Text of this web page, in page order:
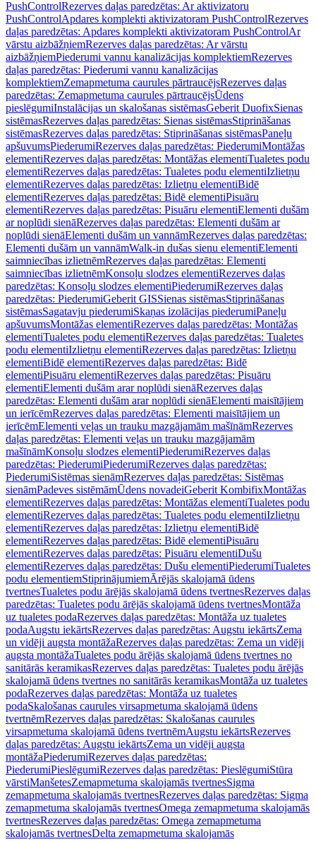
PushControlRezerves daļas paredzētas: Ar aktivizatoru
PushControlApdares komplekti aktivizatoram PushControlRezerves
daļas paredzētas: Apdares komplekti aktivizatoram PushControlAr
vārstu aizbāžņiemRezerves daļas paredzētas: Ar vārstu
aizbāžņiemPiederumi vannu kanalizācijas komplektiemRezerves
daļas paredzētas: Piederumi vannu kanalizācijas
komplektiemZemapmetuma caurules pārtraucējsRezerves daļas
paredzētas: Zemapmetuma caurules pārtraucējsŪdens
pieslēgumiInstalācijas un skalošanas sistēmasGeberit DuofixSienas
sistēmasRezerves daļas paredzētas: Sienas sistēmasStiprināšanas
sistēmasRezerves daļas paredzētas: Stiprināšanas sistēmasPaneļu
apšuvumsPiederumiRezerves daļas paredzētas: PiederumiMontāžas
elementiRezerves daļas paredzētas: Montāžas elementiTualetes podu
elementiRezerves daļas paredzētas: Tualetes podu elementiIzlietņu
elementiRezerves daļas paredzētas: Izlietņu elementiBidē
elementiRezerves daļas paredzētas: Bidē elementiPisuāru
elementiRezerves daļas paredzētas: Pisuāru elementiElementi dušām
ar noplūdi sienāRezerves daļas paredzētas: Elementi dušām ar
noplūdi sienāElementi dušām un vannāmRezerves daļas paredzētas:
Elementi dušām un vannāmWalk-in dušas sienu elementiElementi
saimniecības izlietnēmRezerves daļas paredzētas: Elementi
saimniecības izlietnēmKonsoļu slodzes elementiRezerves daļas
paredzētas: Konsoļu slodzes elementiPiederumiRezerves daļas
paredzētas: PiederumiGeberit GISSienas sistēmasStiprināšanas
sistēmasSagatavju piederumiSkaņas izolācijas piederumiPaneļu
apšuvumsMontāžas elementiRezerves daļas paredzētas: Montāžas
elementiTualetes podu elementiRezerves daļas paredzētas: Tualetes
podu elementiIzlietņu elementiRezerves daļas paredzētas: Izlietņu
elementiBidē elementiRezerves daļas paredzētas: Bidē
elementiPisuāru elementiRezerves daļas paredzētas: Pisuāru
elementiElementi dušām arar noplūdi sienāRezerves daļas
paredzētas: Elementi dušām arar noplūdi sienāElementi maisītājiem
un ierīcēmRezerves daļas paredzētas: Elementi maisītājiem un
ierīcēmElementi veļas un trauku mazgājamām mašīnāmRezerves
daļas paredzētas: Elementi veļas un trauku mazgājamām
mašīnāmKonsoļu slodzes elementiPiederumiRezerves daļas
paredzētas: PiederumiPiederumiRezerves daļas paredzētas:
PiederumiSistēmas sienāmRezerves daļas paredzētas: Sistēmas
sienāmPadeves sistēmāmŪdens novadeiGeberit KombifixMontāžas
elementiRezerves daļas paredzētas: Montāžas elementiTualetes podu
elementiRezerves daļas paredzētas: Tualetes podu elementiIzlietņu
elementiRezerves daļas paredzētas: Izlietņu elementiBidē
elementiRezerves daļas paredzētas: Bidē elementiPisuāru
elementiRezerves daļas paredzētas: Pisuāru elementiDušu
elementiRezerves daļas paredzētas: Dušu elementiPiederumiTualetes
podu elementiemStiprinājumiemĀrējās skalojamā ūdens
tvertnesTualetes podu ārējās skalojamā ūdens tvertnesRezerves daļas
paredzētas: Tualetes podu ārējās skalojamā ūdens tvertnesMontāža
uz tualetes podaRezerves daļas paredzētas: Montāža uz tualetes
podaAugstu iekārtsRezerves daļas paredzētas: Augstu iekārtsZema
un vidēji augsta montāžaRezerves daļas paredzētas: Zema un vidēji
augsta montāžaTualetes podu ārējās skalojamā ūdens tvertnes no
sanitārās keramikasRezerves daļas paredzētas: Tualetes podu ārējās
skalojamā ūdens tvertnes no sanitārās keramikasMontāža uz tualetes
podaRezerves daļas paredzētas: Montāža uz tualetes
podaSkalošanas caurules virsapmetuma skalojamā ūdens
tvertnēmRezerves daļas paredzētas: Skalošanas caurules
virsapmetuma skalojamā ūdens tvertnēmAugstu iekārtsRezerves
daļas paredzētas: Augstu iekārtsZema un vidēji augsta
montāžaPiederumiRezerves daļas paredzētas:
PiederumiPieslēgumiRezerves daļas paredzētas: PieslēgumiStūra
vārstiManšetesZemapmetuma skalojamās tvertnesSigma
zemapmetuma skalojamās tvertnesRezerves daļas paredzētas: Sigma
zemapmetuma skalojamās tvertnesOmega zemapmetuma skalojamās
tvertnesRezerves daļas paredzētas: Omega zemapmetuma
skalojamās tvertnesDelta zemapmetuma skalojamās